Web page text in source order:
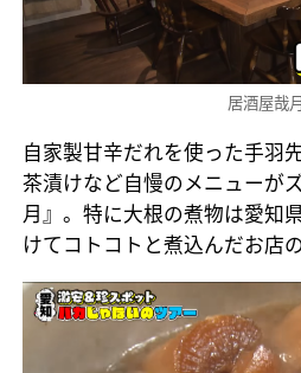
居酒屋哉月
自家製甘辛だれを使った手羽
茶漬けなど自慢のメニューが
月』。特に大根の煮物は愛知
けてコトコトと煮込んだお店